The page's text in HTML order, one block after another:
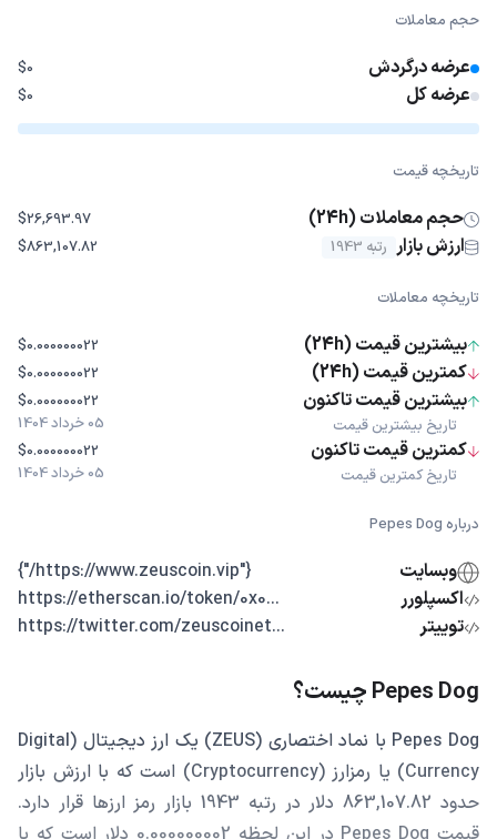
حجم معاملات
عرضه درگردش $0
عرضه کل $0
تاریخچه قیمت
حجم معاملات (24h) $26,693.97
ارزش بازار رتبه 1943 $863,107.82
تاریخچه معاملات
بیشترین قیمت (24h) $0.000000022
کمترین قیمت (24h) $0.000000022
بیشترین قیمت تاکنون
تاریخ بیشترین قیمت
$0.000000022
05 خرداد 1404
کمترین قیمت تاکنون
تاریخ کمترین قیمت
$0.000000022
05 خرداد 1404
درباره Pepes Dog
وبسایت
{"https://www.zeuscoin.vip/"}
اکسپلورر
...https://etherscan.io/token/0x0
توییتر
...https://twitter.com/zeuscoinet
Pepes Dog چیست؟
Pepes Dog با نماد اختصاری (ZEUS) یک ارز دیجیتال (Digital
Currency) یا رمزارز (Cryptocurrency) است که با ارزش بازار
حدود 863,107.82 دلار در رتبه 1943 بازار رمز ارزها قرار دارد.